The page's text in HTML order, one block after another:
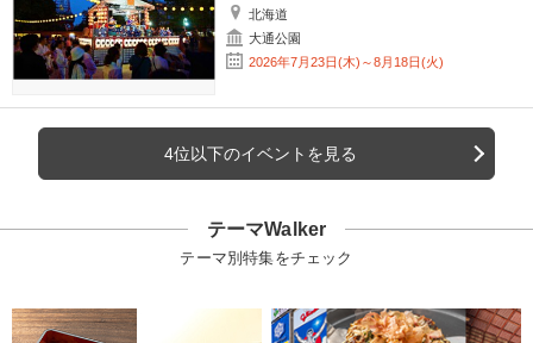
北海道
大通公園
2026年7月23日(木)～8月18日(火)
4位以下のイベントを見る
テーマWalker
テーマ別特集をチェック